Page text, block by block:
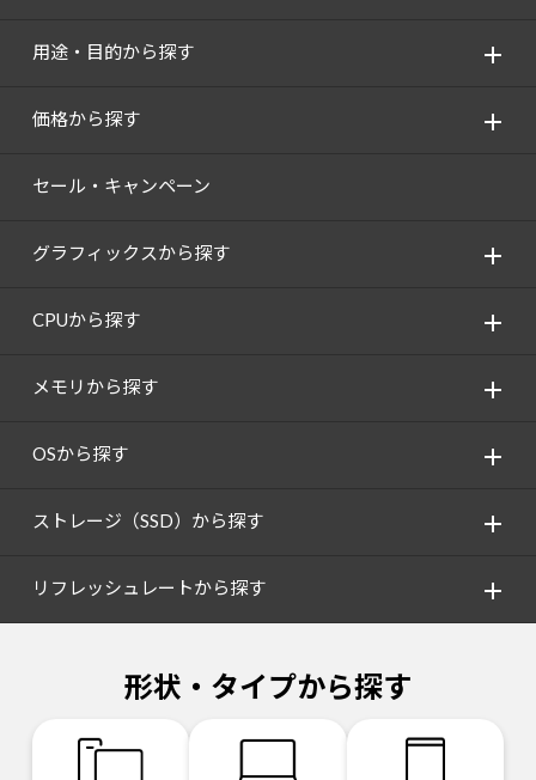
用途・目的から探す
価格から探す
セール・キャンペーン
グラフィックスから探す
CPUから探す
メモリから探す
OSから探す
ストレージ（SSD）から探す
リフレッシュレートから探す
形状・タイプから探す